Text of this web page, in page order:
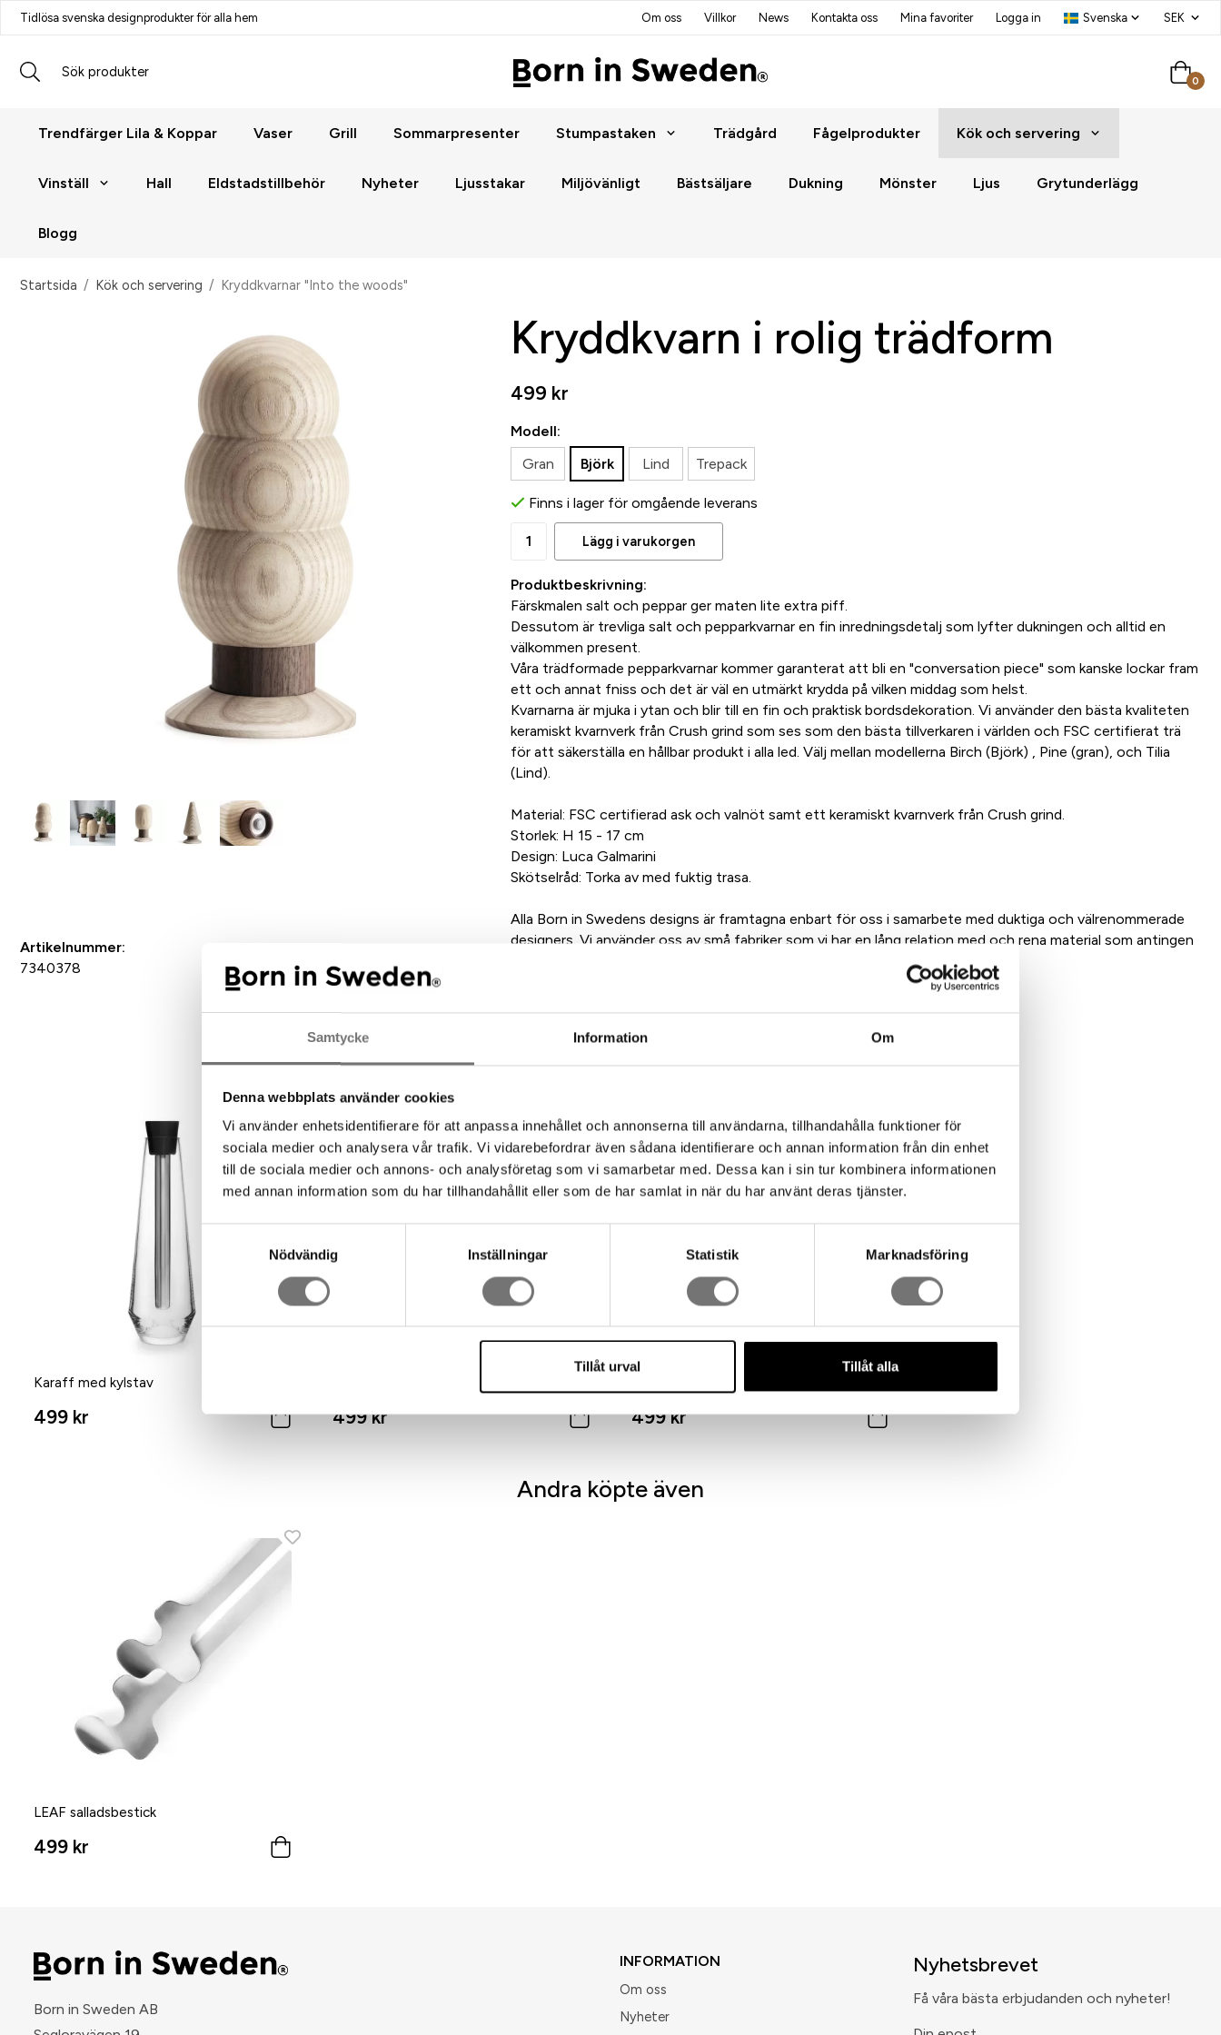
Samtycke Information Om
Denna webbplats använder cookies
Vi använder enhetsidentifierare för att anpassa innehållet och annonserna till användarna, tillhandahålla funktioner för
sociala medier och analysera vår trafik. Vi vidarebefordrar även sådana identifierare och annan information från din enhet
till de sociala medier och annons- och analysföretag som vi samarbetar med. Dessa kan i sin tur kombinera informationen
med annan information som du har tillhandahållit eller som de har samlat in när du har använt deras tjänster.
Nödvändig
Inställningar Statistik Marknadsföring
Tillåt urval Tillåt alla
Tidlösa svenska designprodukter för alla hem Om oss Villkor News Kontakta oss Mina favoriter Logga in
0
Trendfärger Lila & Koppar Vaser Grill Sommarpresenter Stumpastaken Trädgård Fågelprodukter Kök och servering
Vinställ Hall Eldstadstillbehör Nyheter Ljusstakar Miljövänligt Bästsäljare Dukning Mönster Ljus Grytunderlägg
Blogg
Startsida / Kök och servering / Kryddkvarnar "Into the woods"
Kryddkvarn i rolig trädform
499 kr
Modell:
Gran
Björk Lind Trepack
Finns i lager för omgående leverans
Lägg i varukorgen
Produktbeskrivning:
Färskmalen salt och peppar ger maten lite extra piff.
Dessutom är trevliga salt och pepparkvarnar en fin inredningsdetalj som lyfter dukningen och alltid en
välkommen present.
Våra trädformade pepparkvarnar kommer garanterat att bli en "conversation piece" som kanske lockar fram
ett och annat fniss och det är väl en utmärkt krydda på vilken middag som helst.
Kvarnarna är mjuka i ytan och blir till en fin och praktisk bordsdekoration. Vi använder den bästa kvaliteten
keramiskt kvarnverk från Crush grind som ses som den bästa tillverkaren i världen och FSC certifierat trä
för att säkerställa en hållbar produkt i alla led. Välj mellan modellerna Birch (Björk) , Pine (gran), och Tilia
(Lind).
Material: FSC certifierad ask och valnöt samt ett keramiskt kvarnverk från Crush grind.
Storlek: H 15 - 17 cm
Design: Luca Galmarini
Skötselråd: Torka av med fuktig trasa.
Alla Born in Swedens designs är framtagna enbart för oss i samarbete med duktiga och välrenommerade
designers. Vi använder oss av små fabriker som vi har en lång relation med och rena material som antingen
Artikelnummer:
7340378
Rekommenderade tillbehör till denna produkt
Karaff med kylstav
499 kr 499 kr 499 kr
Andra köpte även
LEAF salladsbestick
499 kr
Born in Sweden AB
INFORMATION
Om oss
Nyheter
Nyhetsbrevet
Få våra bästa erbjudanden och nyheter!